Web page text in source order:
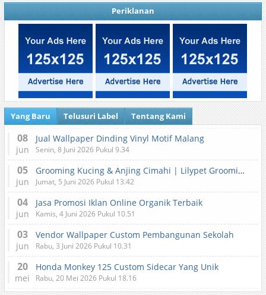
Periklanan
Yang Baru Telusuri Label Tentang Kami
08
jun
Jual Wallpaper Dinding Vinyl Motif Malang
Senin, 8 Juni 2026 Pukul 9.34
05
jun
Grooming Kucing & Anjing Cimahi | Lilypet Grooming & Pet Hotel
Jumat, 5 Juni 2026 Pukul 13.42
04
jun
Jasa Promosi Iklan Online Organik Terbaik
Kamis, 4 Juni 2026 Pukul 10.51
03
jun
Vendor Wallpaper Custom Pembangunan Sekolah
Rabu, 3 Juni 2026 Pukul 10.31
20
mei
Honda Monkey 125 Custom Sidecar Yang Unik
Rabu, 20 Mei 2026 Pukul 18.16